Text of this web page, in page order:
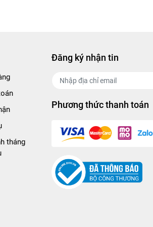
tháng
Đăng ký nhận tin
Phương thức thanh toán